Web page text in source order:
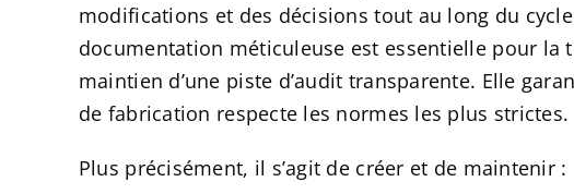
modifications et des décisions tout au long du
documentation méticuleuse est essentielle pour la
maintien d’une piste d’audit transparente. Elle
de fabrication respecte les normes les plus strictes.
Plus précisément, il s’agit de créer et de maintenir :